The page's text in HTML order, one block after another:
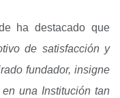
ha destacado que
de satisfacción y
fundador, insigne
una Institución tan